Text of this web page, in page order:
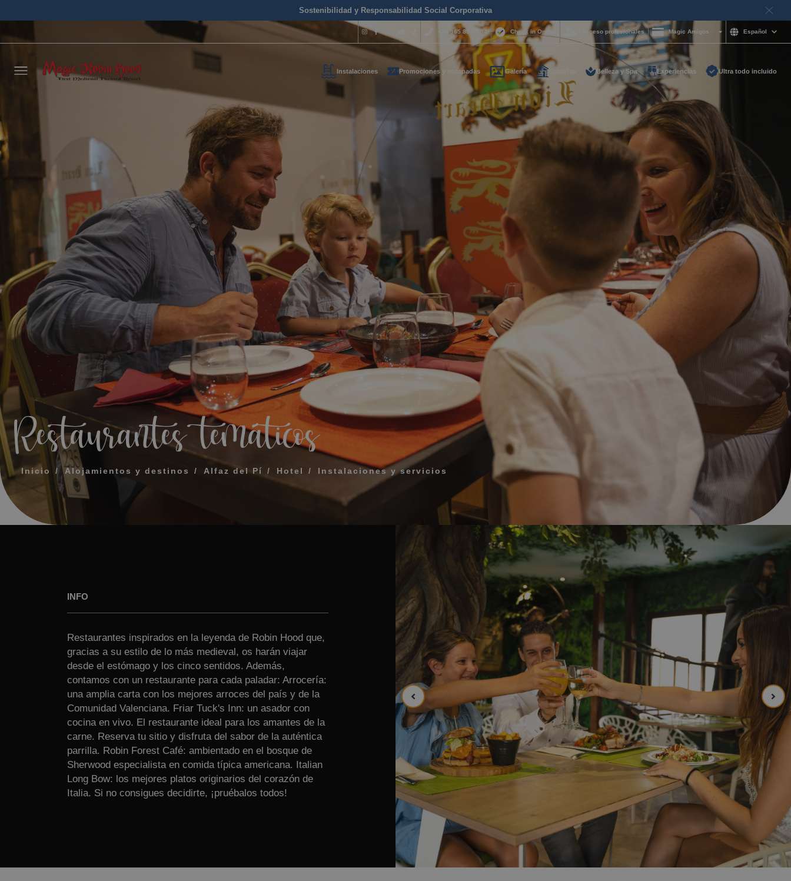
Sostenibilidad y Responsabilidad Social Corporativa
+34 965 85 16 54
¿Necesitas ayuda y quieres
contactar con nosotros?
+34 965 85 16 54
reservas@magichotelgroup.com
Estamos disponibles para ti a cualquier
hora del día.
¿Qué incluye mi régimen?
Cómo reservar y gestión de tu reserva
Modificar mi reserva
Cancelar mi reserva
Otras consultas
Déjanos tus datos de contacto y te
llamaremos lo antes posible
MENSAJE
TELÉFONO
HORARIO PREFERIDO PARA QUE TE LLAMEMOS
Acepto los términos y las condiciones de privacidad
Check in Online Acceso profesionales Magic Amigos Español
Instalaciones Promociones y escapadas Galería Belleza y Spa Experiencias Ultra todo incluido
Restaurantes temáticos
Inicio Alojamientos y destinos Alfaz del Pí Hotel Instalaciones y servicios
INFO
Restaurantes inspirados en la leyenda de Robin Hood que,
gracias a su estilo de lo más medieval, os harán viajar
desde el estómago y los cinco sentidos. Además,
contamos con un restaurante para cada paladar: Arrocería:
una amplia carta con los mejores arroces del país y de la
Comunidad Valenciana. Friar Tuck's Inn: un asador con
cocina en vivo. El restaurante ideal para los amantes de la
carne. Reserva tu sitio y disfruta del sabor de la auténtica
parrilla. Robin Forest Café: ambientado en el bosque de
Sherwood especialista en comida típica americana. Italian
Long Bow: los mejores platos originarios del corazón de
Italia. Si no consigues decidirte, ¡pruébalos todos!